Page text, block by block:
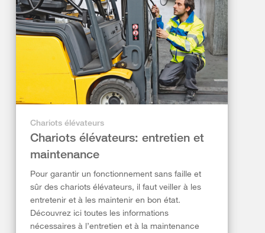
Chariots élévateurs
Chariots élévateurs: entretien et
maintenance
Pour garantir un fonctionnement sans faille et
sûr des chariots élévateurs, il faut veiller à les
entretenir et à les maintenir en bon état.
Découvrez ici toutes les informations
nécessaires à l’entretien et à la maintenance